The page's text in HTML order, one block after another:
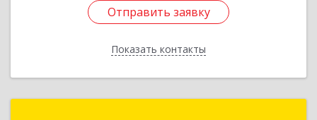
Отправить заявку
Показать контакты
Отправить заявку
Назад